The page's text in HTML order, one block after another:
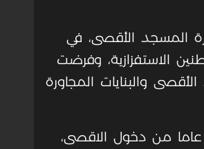
المسجد الأقصى، في
الاستفزازية، وفرضت
والبنايات المجاورة
وأشارت إلى أن قوات الاحتلال منعت الشبان تحت سن الـ25 عاما من دخول الاقصى،